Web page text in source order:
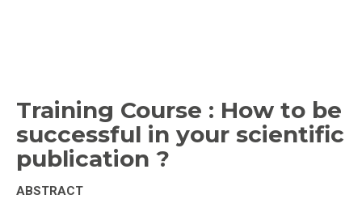
Training Course : How to be
successful in your scientific
publication ?
ABSTRACT